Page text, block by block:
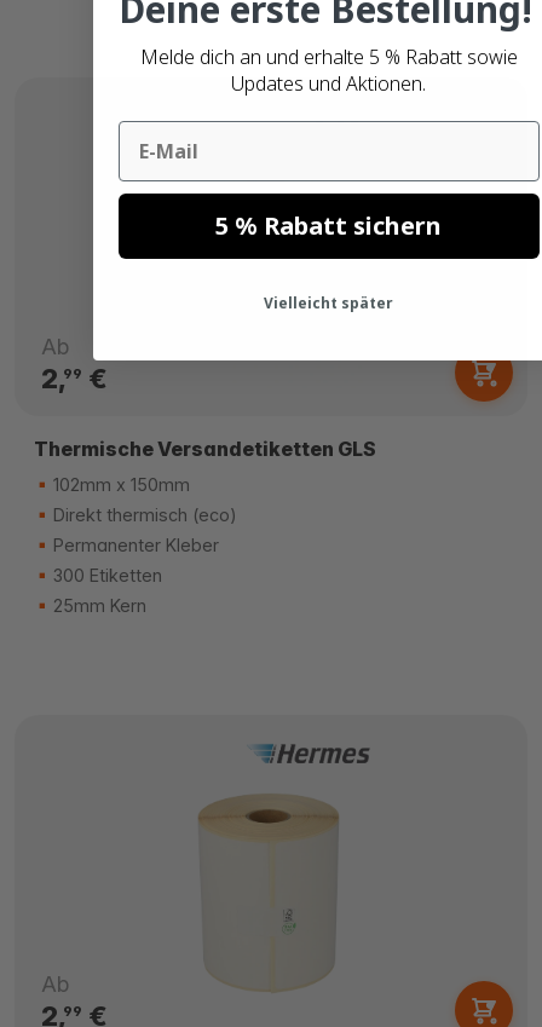
Ab
2,99 €
Thermische Versandetiketten GLS
102mm x 150mm
Direkt thermisch (eco)
Permanenter Kleber
300 Etiketten
25mm Kern
Ab
2,99 €
Melde dich an und erhalte 5 % Rabatt sowie
Updates und Aktionen.
Email
5 % Rabatt sichern
Vielleicht später